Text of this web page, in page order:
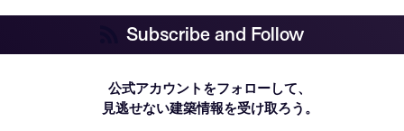
Subscribe and Follow
公式アカウントをフォローして、
見逃せない建築情報を受け取ろう。